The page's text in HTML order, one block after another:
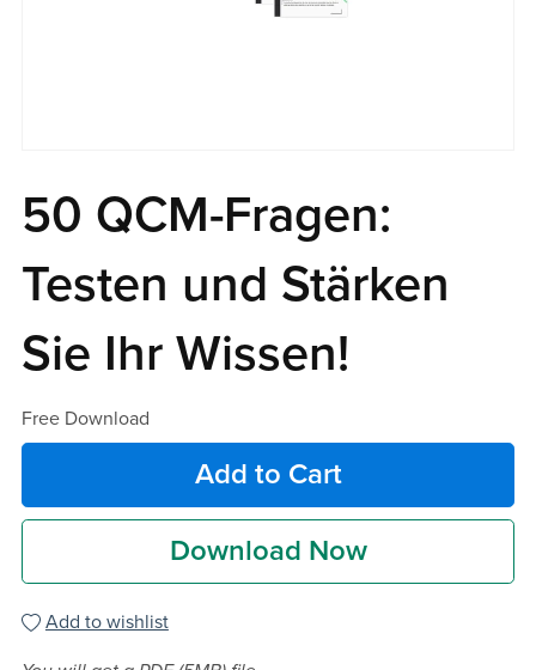
50 QCM-Fragen:
Testen und Stärken
Sie Ihr Wissen!
Free Download
Add to Cart
Download Now
Add to wishlist